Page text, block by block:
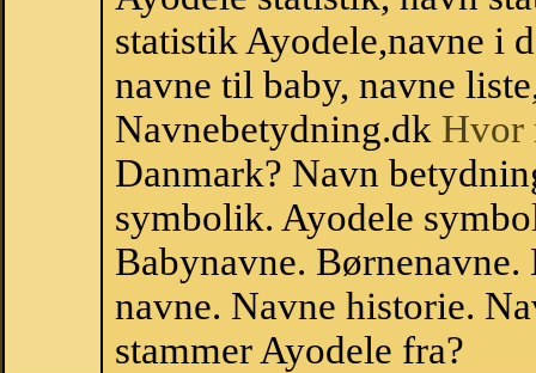
statistik Ayodele,navne i
navne til baby, navne
Navnebetydning.dk Hvor
Danmark? Navn
symbolik. Ayodele
Babynavne.
navne. Navne historie.
stammer Ayodele fra?